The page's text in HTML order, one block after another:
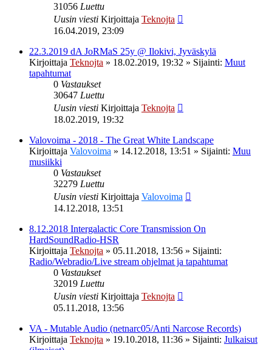
31056 Luettu
Uusin viesti Kirjoittaja Teknojta
16.04.2019, 23:09
22.3.2019 dA JoRMaS 25y @ Ilokivi, Jyväskylä
Kirjoittaja Teknojta » 18.02.2019, 19:32 » Sijainti: Muut
tapahtumat
0 Vastaukset
30647 Luettu
Uusin viesti Kirjoittaja Teknojta
18.02.2019, 19:32
Valovoima - 2018 - The Great White Landscape
Kirjoittaja Valovoima » 14.12.2018, 13:51 » Sijainti: Muu
musiikki
0 Vastaukset
32279 Luettu
Uusin viesti Kirjoittaja Valovoima
14.12.2018, 13:51
8.12.2018 Intergalactic Core Transmission On
HardSoundRadio-HSR
Kirjoittaja Teknojta » 05.11.2018, 13:56 » Sijainti:
Radio/Webradio/Live stream ohjelmat ja tapahtumat
0 Vastaukset
32019 Luettu
Uusin viesti Kirjoittaja Teknojta
05.11.2018, 13:56
VA - Mutable Audio (netnarc05/Anti Narcose Records)
Kirjoittaja Teknojta » 19.10.2018, 11:36 » Sijainti: Julkaisut